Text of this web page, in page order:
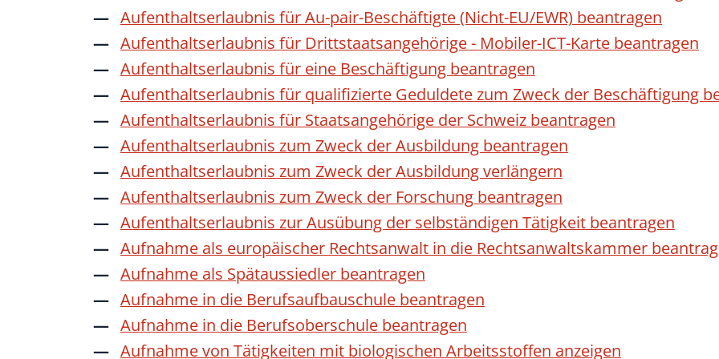
Aufenthaltserlaubnis für Au-pair-Beschäftigte (Nicht-EU/EWR) beantragen
Aufenthaltserlaubnis für Drittstaatsangehörige - Mobiler-ICT-Karte beantragen
Aufenthaltserlaubnis für eine Beschäftigung beantragen
Aufenthaltserlaubnis für qualifizierte Geduldete zum Zweck der Beschäftigung
Aufenthaltserlaubnis für Staatsangehörige der Schweiz beantragen
Aufenthaltserlaubnis zum Zweck der Ausbildung beantragen
Aufenthaltserlaubnis zum Zweck der Ausbildung verlängern
Aufenthaltserlaubnis zum Zweck der Forschung beantragen
Aufenthaltserlaubnis zur Ausübung der selbständigen Tätigkeit beantragen
Aufnahme als europäischer Rechtsanwalt in die Rechtsanwaltskammer
Aufnahme als Spätaussiedler beantragen
Aufnahme in die Berufsaufbauschule beantragen
Aufnahme in die Berufsoberschule beantragen
Aufnahme von Tätigkeiten mit biologischen Arbeitsstoffen anzeigen